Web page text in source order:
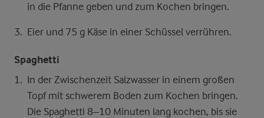
in die Pfanne geben und zum Kochen bringen.
Eier und 75 g Käse in einer Schüssel verrühren.
Spaghetti
In der Zwischenzeit Salzwasser in einem großen
Topf mit schwerem Boden zum Kochen bringen.
Die Spaghetti 8–10 Minuten lang kochen, bis sie